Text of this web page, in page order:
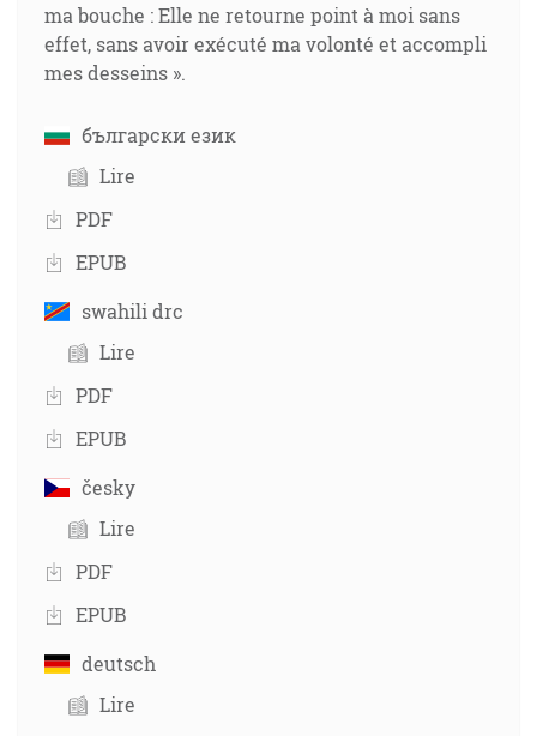
ma bouche : Elle ne retourne point à moi sans
effet, sans avoir exécuté ma volonté et accompli
mes desseins ».
български език
Lire
PDF
EPUB
swahili drc
Lire
PDF
EPUB
česky
Lire
PDF
EPUB
deutsch
Lire